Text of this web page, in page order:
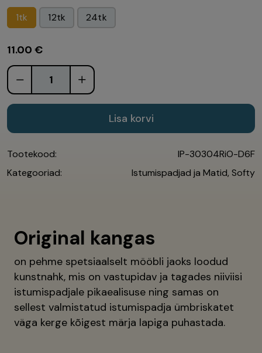
1tk 12tk 24tk
11.00 €
Lisa korvi
Tootekood:
IP-30304RiO-D6F
Kategooriad:
Istumispadjad ja Matid, Softy
Original kangas
on pehme spetsiaalselt mööbli jaoks loodud
kunstnahk, mis on vastupidav ja tagades niiviisi
istumispadjale pikaealisuse ning samas on
sellest valmistatud istumispadja ümbriskatet
väga kerge kõigest märja lapiga puhastada.